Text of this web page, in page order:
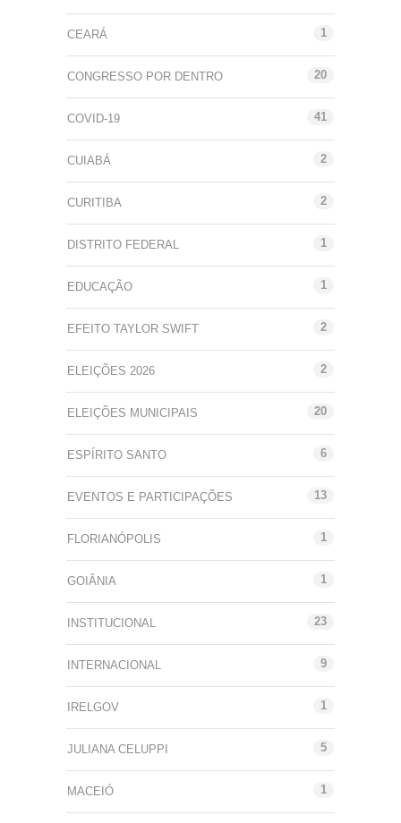
CEARÁ 1
CONGRESSO POR DENTRO 20
COVID-19 41
CUIABÁ 2
CURITIBA 2
DISTRITO FEDERAL 1
EDUCAÇÃO 1
EFEITO TAYLOR SWIFT 2
ELEIÇÕES 2026 2
ELEIÇÕES MUNICIPAIS 20
ESPÍRITO SANTO 6
EVENTOS E PARTICIPAÇÕES 13
FLORIANÓPOLIS 1
GOIÂNIA 1
INSTITUCIONAL 23
INTERNACIONAL 9
IRELGOV 1
JULIANA CELUPPI 5
MACEIÓ 1